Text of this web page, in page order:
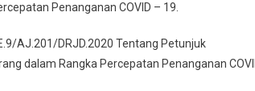
Penanganan COVID – 19.
AJ.201/DRJD.2020 Tentang Petunjuk
dalam Rangka Percepatan Penanganan